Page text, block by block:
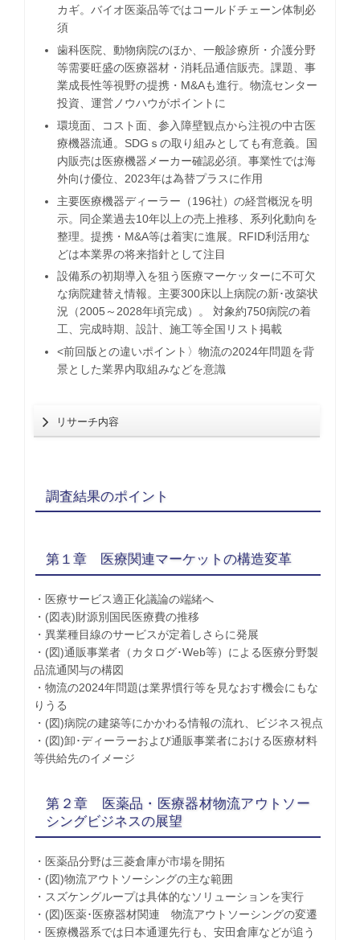
カギ。バイオ医薬品等ではコールドチェーン体制必
須
歯科医院、動物病院のほか、一般診療所・介護分野
等需要旺盛の医療器材・消耗品通信販売。課題、事
業成長性等視野の提携・M&Aも進行。物流センター
投資、運営ノウハウがポイントに
環境面、コスト面、参入障壁観点から注視の中古医
療機器流通。SDGｓの取り組みとしても有意義。国
内販売は医療機器メーカー確認必須。事業性では海
外向け優位、2023年は為替プラスに作用
主要医療機器ディーラー（196社）の経営概況を明
示。同企業過去10年以上の売上推移、系列化動向を
整理。提携・M&A等は着実に進展。RFID利活用な
どは本業界の将来指針として注目
設備系の初期導入を狙う医療マーケッターに不可欠
な病院建替え情報。主要300床以上病院の新･改築状
況（2005～2028年頃完成）。 対象約750病院の着
工、完成時期、設計、施工等全国リスト掲載
<前回版との違いポイント〉物流の2024年問題を背
景とした業界内取組みなどを意識
リサーチ内容
調査結果のポイント
第１章 医療関連マーケットの構造変革
・医療サービス適正化議論の端緒へ
・(図表)財源別国民医療費の推移
・異業種目線のサービスが定着しさらに発展
・(図)通販事業者（カタログ･Web等）による医療分野製
品流通関与の構図
・物流の2024年問題は業界慣行等を見なおす機会にもな
りうる
・(図)病院の建築等にかかわる情報の流れ、ビジネス視点
・(図)卸･ディーラーおよび通販事業者における医療材料
等供給先のイメージ
第２章 医薬品・医療器材物流アウトソー
シングビジネスの展望
・医薬品分野は三菱倉庫が市場を開拓
・(図)物流アウトソーシングの主な範囲
・スズケングループは具体的なソリューションを実行
・(図)医薬･医療器材関連 物流アウトソーシングの変遷
・医療機器系では日本通運先行も、安田倉庫などが追う